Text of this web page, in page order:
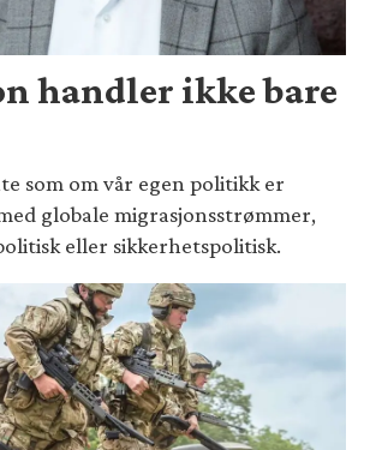
handler ikke bare
som om vår egen politikk er
globale migrasjonsstrømmer,
eller sikkerhetspolitisk.